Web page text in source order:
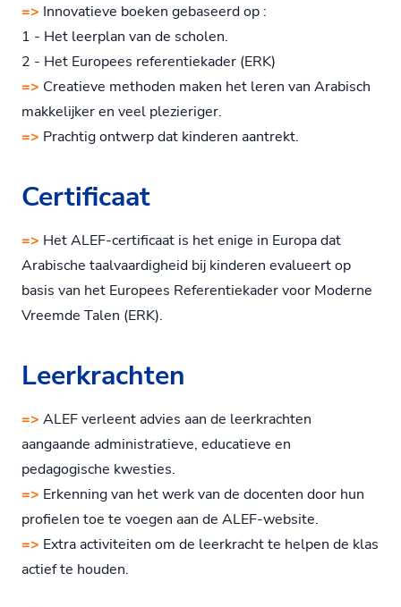
=> Innovatieve boeken gebaseerd op :
1 - Het leerplan van de scholen.
2 - Het Europees referentiekader (ERK)
=> Creatieve methoden maken het leren van Arabisch
makkelijker en veel plezieriger.
=> Prachtig ontwerp dat kinderen aantrekt.
Certificaat
=> Het ALEF-certificaat is het enige in Europa dat
Arabische taalvaardigheid bij kinderen evalueert op
basis van het Europees Referentiekader voor Moderne
Vreemde Talen (ERK).
Leerkrachten
=> ALEF verleent advies aan de leerkrachten
aangaande administratieve, educatieve en
pedagogische kwesties.
=> Erkenning van het werk van de docenten door hun
profielen toe te voegen aan de ALEF-website.
=> Extra activiteiten om de leerkracht te helpen de klas
actief te houden.